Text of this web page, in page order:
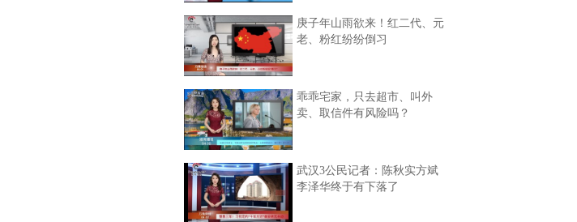
庚子年山雨欲来！红二代、元
老、粉红纷纷倒习
乖乖宅家，只去超市、叫外
卖、取信件有风险吗？
武汉3公民记者：陈秋实方斌
李泽华终于有下落了